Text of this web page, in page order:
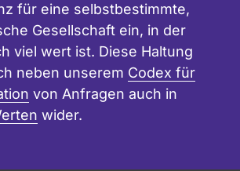
für eine selbstbestimmte,
Gesellschaft ein, in der
viel wert ist. Diese Haltung
neben unserem Codex für
von Anfragen auch in
wider.